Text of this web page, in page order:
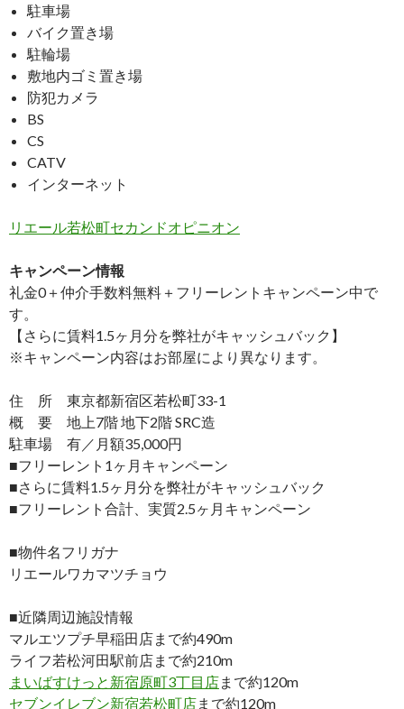
駐車場
バイク置き場
駐輪場
敷地内ゴミ置き場
防犯カメラ
BS
CS
CATV
インターネット
リエール若松町セカンドオピニオン
キャンペーン情報
礼金0＋仲介手数料無料 ＋ フリーレント キャンペーン中で
す。
【さらに賃料1.5ヶ月分を弊社がキャッシュバック】
※キャンペーン内容はお部屋により異なります。
住 所 東京都新宿区若松町33-1
概 要 地上7階 地下2階 SRC造
駐車場 有／月額35,000円
■フリーレント1ヶ月キャンペーン
■さらに賃料1.5ヶ月分を弊社がキャッシュバック
■フリーレント合計、実質2.5ヶ月キャンペーン
■物件名フリガナ
リエールワカマツチョウ
■近隣周辺施設情報
マルエツプチ早稲田店まで約490m
ライフ若松河田駅前店まで約210m
まいばすけっと新宿原町3丁目店まで約120m
セブンイレブン新宿若松町店まで約120m